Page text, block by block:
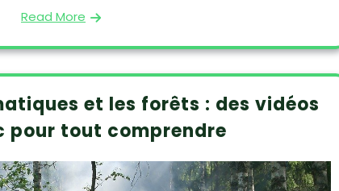
Read More
et les forêts : des vidéos
pour tout comprendre